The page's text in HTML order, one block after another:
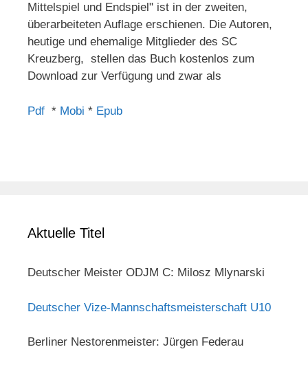
Mittelspiel und Endspiel" ist in der zweiten,
überarbeiteten Auflage erschienen. Die Autoren,
heutige und ehemalige Mitglieder des SC
Kreuzberg, stellen das Buch kostenlos zum
Download zur Verfügung und zwar als
Pdf * Mobi * Epub
Aktuelle Titel
Deutscher Meister ODJM C: Milosz Mlynarski
Deutscher Vize-Mannschaftsmeisterschaft U10
Berliner Nestorenmeister: Jürgen Federau